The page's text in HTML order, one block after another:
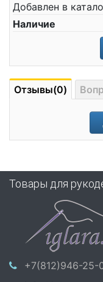
Добавлен в
Наличие
Отзывы(0)
Товары для
+7(812)946-25-